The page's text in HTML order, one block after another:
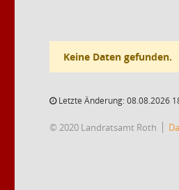
Keine Daten gefunden.
Letzte Änderung: 08.08.2026
© 2020 Landratsamt Roth